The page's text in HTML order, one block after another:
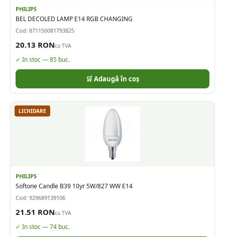
PHILIPS
BEL DECOLED LAMP E14 RGB CHANGING
Cod: 871150081793825
20.13 RONcu TVA
✓ In stoc —85 buc.
🛒 Adaugă în coș
LICHIDARE
PHILIPS
Softone Candle B39 10yr 5W/827 WW E14
Cod: 929689139106
21.51 RONcu TVA
✓ In stoc —74 buc.